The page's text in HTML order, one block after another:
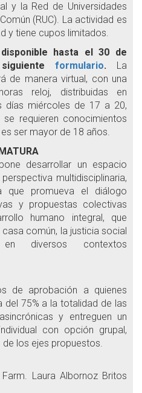
y la Red de Universidades
(RUC). La actividad es
y tiene cupos limitados.
hasta el 30 de
formulario.
La
de manera virtual, con una
reloj, distribuidas en
días miércoles de 17 a 20,
requieren conocimientos
ser mayor de 18 años.
desarrollar un espacio
multidisciplinaria,
que promueva el diálogo
y propuestas colectivas
humano integral, que
común, la justicia social
diversos contextos
de aprobación a quienes
del 75% a la totalidad de las
y entreguen un
con opción grupal,
los ejes propuestos.
Laura Albornoz Britos